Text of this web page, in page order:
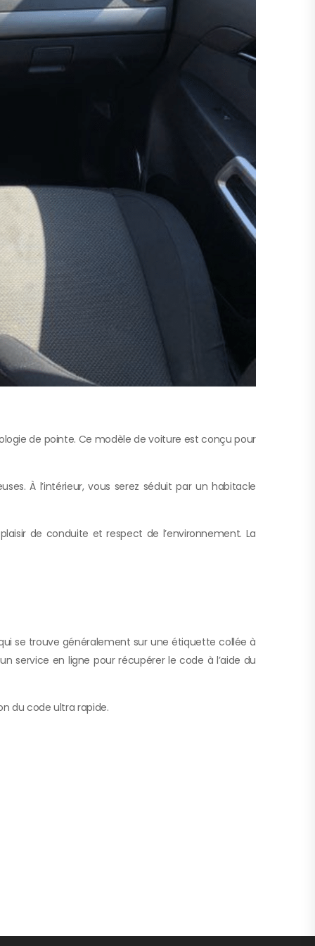
de pointe. Ce modèle de voiture est conçu pour
À l’intérieur, vous serez séduit par un habitacle
de conduite et respect de l’environnement. La
se trouve généralement sur une étiquette collée à
service en ligne pour récupérer le code à l’aide du
du code ultra rapide.